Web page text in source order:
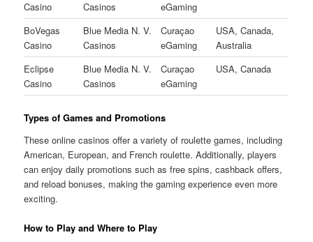
Casino
Casinos
eGaming
BoVegas
Casino
Blue Media N. V.
Casinos
Curaçao
eGaming
USA, Canada,
Australia
Eclipse
Casino
Blue Media N. V.
Casinos
Curaçao
eGaming
USA, Canada
Types of Games and Promotions
These online casinos offer a variety of roulette games, including
American, European, and French roulette. Additionally, players
can enjoy daily promotions such as free spins, cashback offers,
and reload bonuses, making the gaming experience even more
exciting.
How to Play and Where to Play